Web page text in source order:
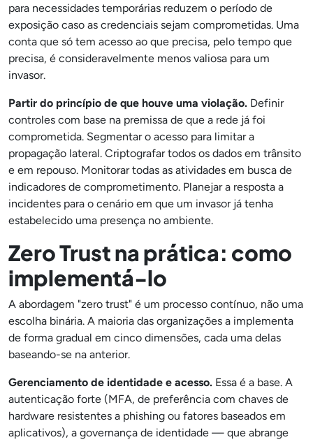
para necessidades temporárias reduzem o período de
exposição caso as credenciais sejam comprometidas. Uma
conta que só tem acesso ao que precisa, pelo tempo que
precisa, é consideravelmente menos valiosa para um
invasor.
Partir do princípio de que houve uma violação. Definir
controles com base na premissa de que a rede já foi
comprometida. Segmentar o acesso para limitar a
propagação lateral. Criptografar todos os dados em trânsito
e em repouso. Monitorar todas as atividades em busca de
indicadores de comprometimento. Planejar a resposta a
incidentes para o cenário em que um invasor já tenha
estabelecido uma presença no ambiente.
Zero Trust na prática: como
implementá-lo
A abordagem "zero trust" é um processo contínuo, não uma
escolha binária. A maioria das organizações a implementa
de forma gradual em cinco dimensões, cada uma delas
baseando-se na anterior.
Gerenciamento de identidade e acesso. Essa é a base. A
autenticação forte (MFA, de preferência com chaves de
hardware resistentes a phishing ou fatores baseados em
aplicativos), a governança de identidade — que abrange